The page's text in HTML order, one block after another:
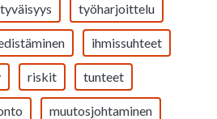
työharjoittelu
ihmissuhteet
riskit tunteet
muutosjohtaminen